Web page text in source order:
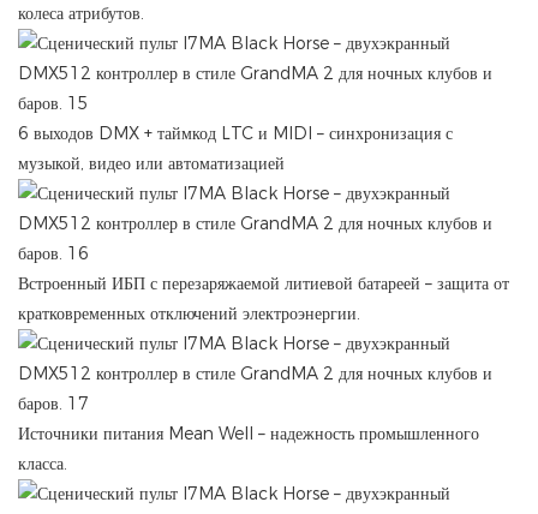
колеса атрибутов.
6 выходов DMX + таймкод LTC и MIDI – синхронизация с
музыкой, видео или автоматизацией
Встроенный ИБП с перезаряжаемой литиевой батареей – защита от
кратковременных отключений электроэнергии.
Источники питания Mean Well – надежность промышленного
класса.